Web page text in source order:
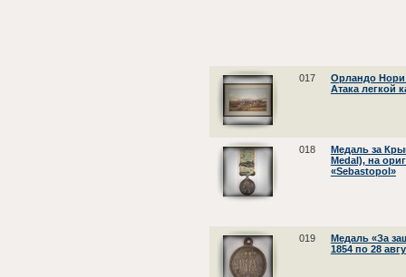
017
Орландо Нори
Атака легкой
018
Медаль за
Medal), на
«Sebastopol»
019
Медаль «За
1854 по 28